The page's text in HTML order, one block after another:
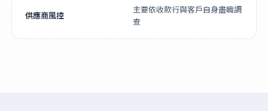
供應商風控
主要依收款行與客戶自身盡職調
查